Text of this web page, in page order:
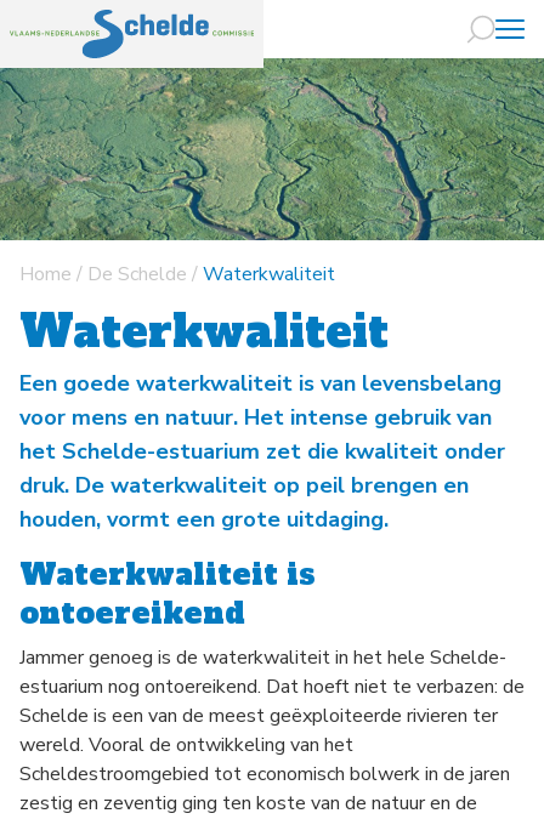
Naar
Home / De Schelde /Waterkwaliteit
Waterkwaliteit
Een goede waterkwaliteit is van levensbelang
voor mens en natuur. Het intense gebruik van
het Schelde-estuarium zet die kwaliteit onder
druk. De waterkwaliteit op peil brengen en
houden, vormt een grote uitdaging.
Waterkwaliteit is
ontoereikend
Jammer genoeg is de waterkwaliteit in het hele Schelde-
estuarium nog ontoereikend. Dat hoeft niet te verbazen: de
Schelde is een van de meest geëxploiteerde rivieren ter
wereld. Vooral de ontwikkeling van het
Scheldestroomgebied tot economisch bolwerk in de jaren
zestig en zeventig ging ten koste van de natuur en de